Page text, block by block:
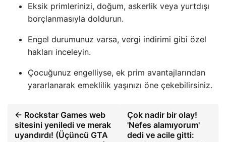
Eksik primlerinizi, doğum, askerlik veya yurtdışı
borçlanmasıyla doldurun.
Engel durumunuz varsa, vergi indirimi gibi özel
hakları inceleyin.
Çocuğunuz engelliyse, ek prim avantajlarından
yararlanarak emeklilik yaşınızı öne çekebilirsiniz.
← Rockstar Games web
sitesini yeniledi ve merak
uyandırdı! (Üçüncü GTA
Çok nadir bir olay!
'Nefes alamıyorum'
dedi ve acile gitti: